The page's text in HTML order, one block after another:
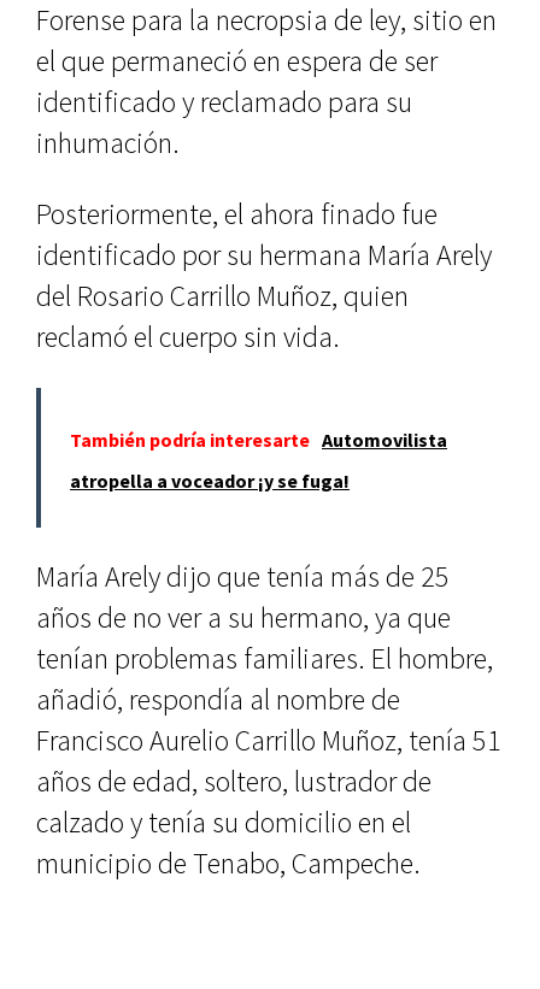
Forense para la necropsia de ley, sitio en
el que permaneció en espera de ser
identificado y reclamado para su
inhumación.
Posteriormente, el ahora finado fue
identificado por su hermana María Arely
del Rosario Carrillo Muñoz, quien
reclamó el cuerpo sin vida.
También podría interesarte Automovilista
atropella a voceador ¡y se fuga!
María Arely dijo que tenía más de 25
años de no ver a su hermano, ya que
tenían problemas familiares. El hombre,
añadió, respondía al nombre de
Francisco Aurelio Carrillo Muñoz, tenía 51
años de edad, soltero, lustrador de
calzado y tenía su domicilio en el
municipio de Tenabo, Campeche.